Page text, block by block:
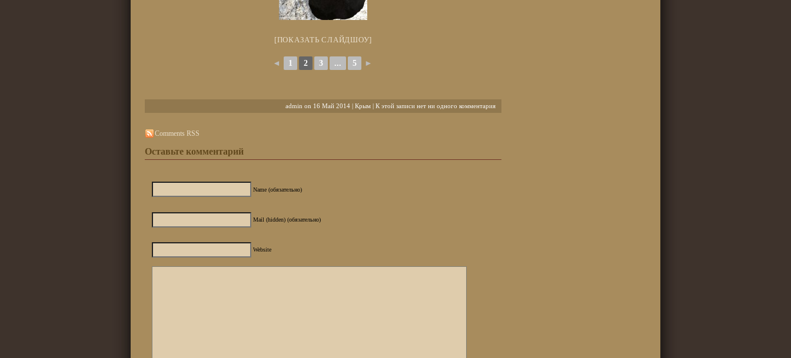
[ПОКАЗАТЬ СЛАЙДШОУ]
◄ 1 2 3 ... 5 ►
admin on 16 Май 2014 | Крым| К этой записи нет ни одного комментария
Comments RSS
Оставьте комментарий
Name (обязательно)
Mail (hidden) (обязательно)
Website